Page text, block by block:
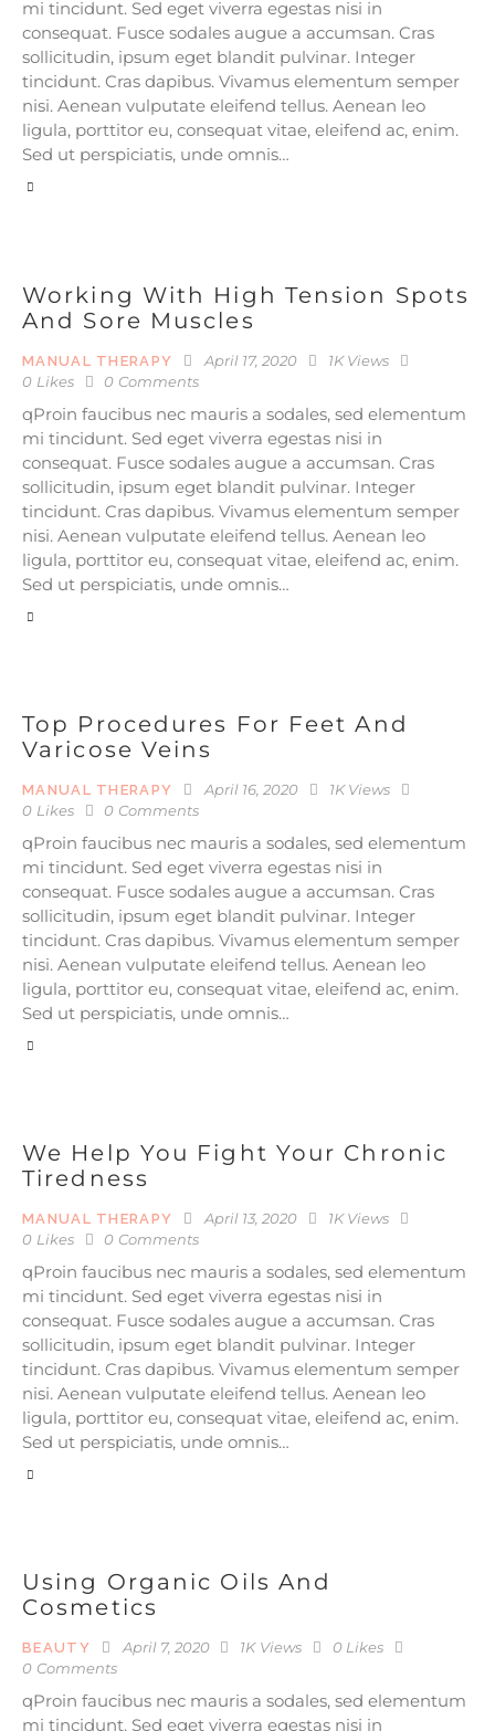
mi tincidunt. Sed eget viverra egestas nisi in
consequat. Fusce sodales augue a accumsan. Cras
sollicitudin, ipsum eget blandit pulvinar. Integer
tincidunt. Cras dapibus. Vivamus elementum semper
nisi. Aenean vulputate eleifend tellus. Aenean leo
ligula, porttitor eu, consequat vitae, eleifend ac, enim.
Sed ut perspiciatis, unde omnis…
Working With High Tension Spots
And Sore Muscles
MANUAL THERAPY April 17, 2020 1K Views
0 Likes 0 Comments
qProin faucibus nec mauris a sodales, sed elementum
mi tincidunt. Sed eget viverra egestas nisi in
consequat. Fusce sodales augue a accumsan. Cras
sollicitudin, ipsum eget blandit pulvinar. Integer
tincidunt. Cras dapibus. Vivamus elementum semper
nisi. Aenean vulputate eleifend tellus. Aenean leo
ligula, porttitor eu, consequat vitae, eleifend ac, enim.
Sed ut perspiciatis, unde omnis…
Top Procedures For Feet And
Varicose Veins
MANUAL THERAPY April 16, 2020 1K Views
0 Likes 0 Comments
qProin faucibus nec mauris a sodales, sed elementum
mi tincidunt. Sed eget viverra egestas nisi in
consequat. Fusce sodales augue a accumsan. Cras
sollicitudin, ipsum eget blandit pulvinar. Integer
tincidunt. Cras dapibus. Vivamus elementum semper
nisi. Aenean vulputate eleifend tellus. Aenean leo
ligula, porttitor eu, consequat vitae, eleifend ac, enim.
Sed ut perspiciatis, unde omnis…
We Help You Fight Your Chronic
Tiredness
MANUAL THERAPY April 13, 2020 1K Views
0 Likes 0 Comments
qProin faucibus nec mauris a sodales, sed elementum
mi tincidunt. Sed eget viverra egestas nisi in
consequat. Fusce sodales augue a accumsan. Cras
sollicitudin, ipsum eget blandit pulvinar. Integer
tincidunt. Cras dapibus. Vivamus elementum semper
nisi. Aenean vulputate eleifend tellus. Aenean leo
ligula, porttitor eu, consequat vitae, eleifend ac, enim.
Sed ut perspiciatis, unde omnis…
Using Organic Oils And
Cosmetics
BEAUTY April 7, 2020 1K Views 0 Likes
0 Comments
qProin faucibus nec mauris a sodales, sed elementum
mi tincidunt. Sed eget viverra egestas nisi in